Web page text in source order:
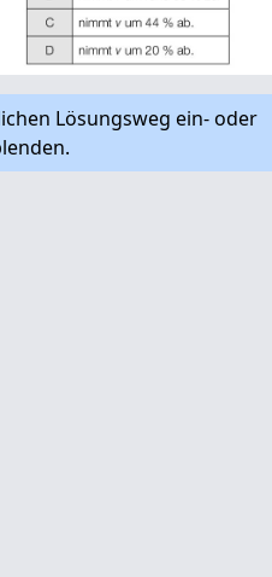
Lösungsweg ein- oder